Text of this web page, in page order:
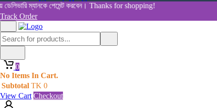
ম্যানকে পেমেন্ট করবেন। Thanks for shopping!
Track Order
0
No Items In Cart.
Subtotal TK 0
View Cart Checkout
Women's Health
View All Categories
Shop By Category
Home
0
No Items In Cart.
Subtotal TK0
View Cart
Furniture Cleaner